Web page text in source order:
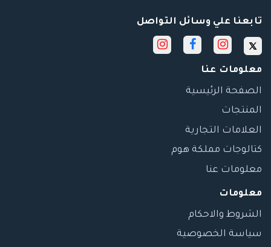
تابعنا علي وسائل التواصل
معلومات عنا
الصفحة الرئيسية
المنتجات
العلامات التجارية
كتالوجات مملكة هوم
معلومات عنا
معلومات
الشروط والاحكام
سياسة الخصوصية